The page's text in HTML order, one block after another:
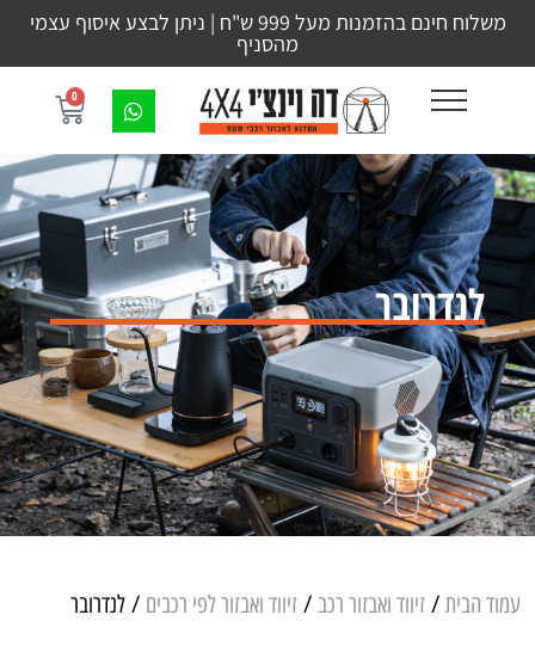
משלוח חינם בהזמנות מעל 999 ש"ח | ניתן לבצע איסוף עצמי
מהסניף
0
לנדרובר
עמוד הבית / זיווד ואבזור רכב / זיווד ואבזור לפי רכבים / לנדרובר